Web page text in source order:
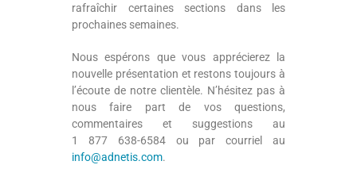
rafraîchir certaines sections dans les
prochaines semaines.
Nous espérons que vous apprécierez la
nouvelle présentation et restons toujours à
l’écoute de notre clientèle. N’hésitez pas à
nous faire part de vos questions,
commentaires et suggestions au
1 877 638-6584 ou par courriel au
info@adnetis.com.